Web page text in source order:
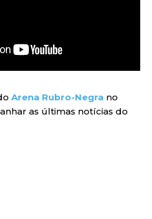
Arena Rubro-Negra no
as últimas notícias do